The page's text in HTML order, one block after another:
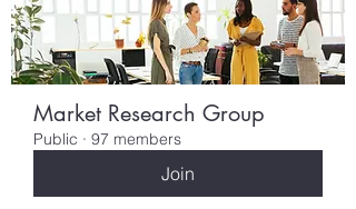
Market Research Group
Public · 97 members
Join